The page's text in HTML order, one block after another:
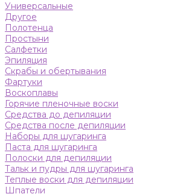
Универсальные
Другое
Полотенца
Простыни
Салфетки
Эпиляция
Скрабы и обертывания
Фартуки
Воскоплавы
Горячие пленочные воски
Средства до депиляции
Средства после депиляции
Наборы для шугаринга
Паста для шугаринга
Полоски для депиляции
Тальк и пудры для шугаринга
Теплые воски для депиляции
Шпатели